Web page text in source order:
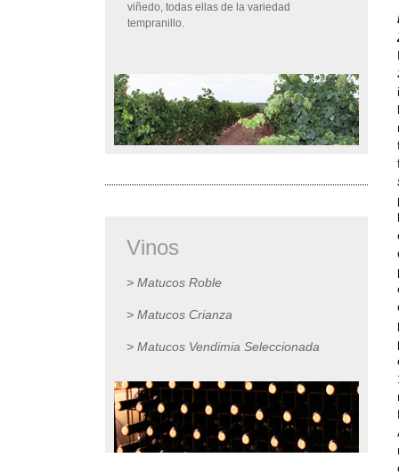
viñedo, todas ellas de la variedad
tempranillo.
Vinos
> Matucos Roble
> Matucos Crianza
> Matucos Vendimia Seleccionada